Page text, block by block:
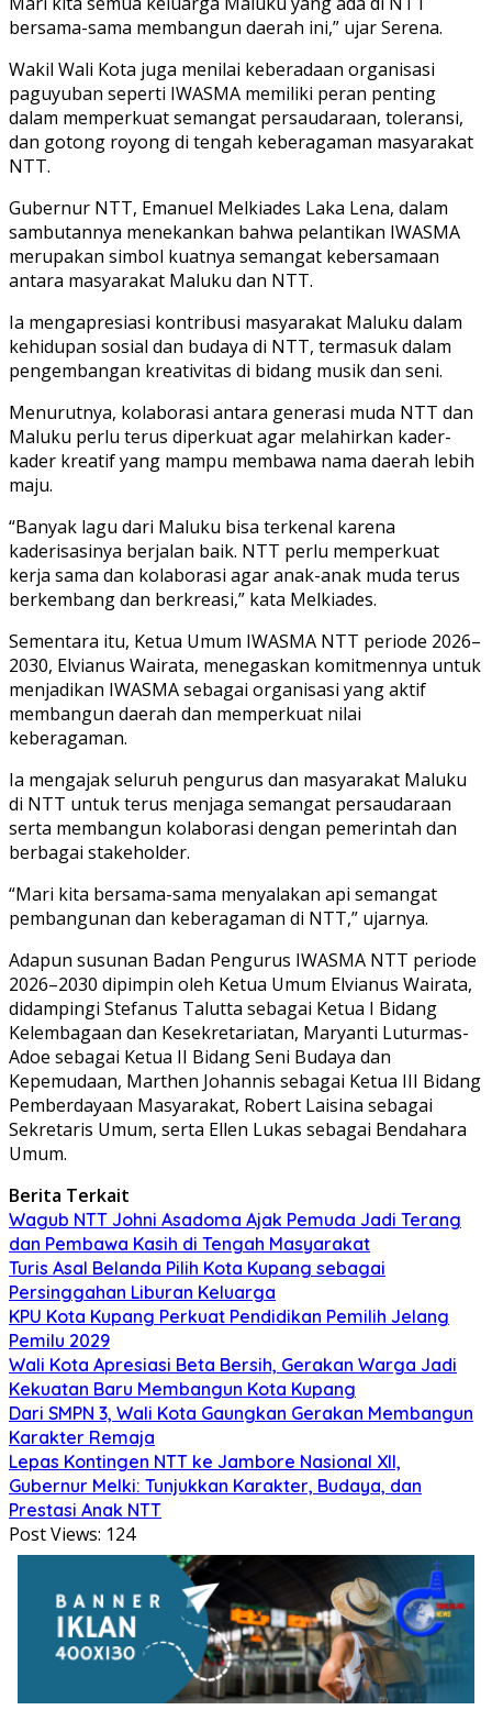
bersama-sama membangun daerah ini,” ujar Serena.
Wakil Wali Kota juga menilai keberadaan organisasi
paguyuban seperti IWASMA memiliki peran penting
dalam memperkuat semangat persaudaraan, toleransi,
dan gotong royong di tengah keberagaman masyarakat
NTT.
Gubernur NTT, Emanuel Melkiades Laka Lena, dalam
sambutannya menekankan bahwa pelantikan IWASMA
merupakan simbol kuatnya semangat kebersamaan
antara masyarakat Maluku dan NTT.
Ia mengapresiasi kontribusi masyarakat Maluku dalam
kehidupan sosial dan budaya di NTT, termasuk dalam
pengembangan kreativitas di bidang musik dan seni.
Menurutnya, kolaborasi antara generasi muda NTT dan
Maluku perlu terus diperkuat agar melahirkan kader-
kader kreatif yang mampu membawa nama daerah lebih
maju.
“Banyak lagu dari Maluku bisa terkenal karena
kaderisasinya berjalan baik. NTT perlu memperkuat
kerja sama dan kolaborasi agar anak-anak muda terus
berkembang dan berkreasi,” kata Melkiades.
Sementara itu, Ketua Umum IWASMA NTT periode 2026–
2030, Elvianus Wairata, menegaskan komitmennya untuk
menjadikan IWASMA sebagai organisasi yang aktif
membangun daerah dan memperkuat nilai
keberagaman.
Ia mengajak seluruh pengurus dan masyarakat Maluku
di NTT untuk terus menjaga semangat persaudaraan
serta membangun kolaborasi dengan pemerintah dan
berbagai stakeholder.
“Mari kita bersama-sama menyalakan api semangat
pembangunan dan keberagaman di NTT,” ujarnya.
Adapun susunan Badan Pengurus IWASMA NTT periode
2026–2030 dipimpin oleh Ketua Umum Elvianus Wairata,
didampingi Stefanus Talutta sebagai Ketua I Bidang
Kelembagaan dan Kesekretariatan, Maryanti Luturmas-
Adoe sebagai Ketua II Bidang Seni Budaya dan
Kepemudaan, Marthen Johannis sebagai Ketua III Bidang
Pemberdayaan Masyarakat, Robert Laisina sebagai
Sekretaris Umum, serta Ellen Lukas sebagai Bendahara
Umum.
Berita Terkait
Wagub NTT Johni Asadoma Ajak Pemuda Jadi Terang
dan Pembawa Kasih di Tengah Masyarakat
Turis Asal Belanda Pilih Kota Kupang sebagai
Persinggahan Liburan Keluarga
KPU Kota Kupang Perkuat Pendidikan Pemilih Jelang
Pemilu 2029
Wali Kota Apresiasi Beta Bersih, Gerakan Warga Jadi
Kekuatan Baru Membangun Kota Kupang
Dari SMPN 3, Wali Kota Gaungkan Gerakan Membangun
Karakter Remaja
Lepas Kontingen NTT ke Jambore Nasional XII,
Gubernur Melki: Tunjukkan Karakter, Budaya, dan
Prestasi Anak NTT
Post Views: 124